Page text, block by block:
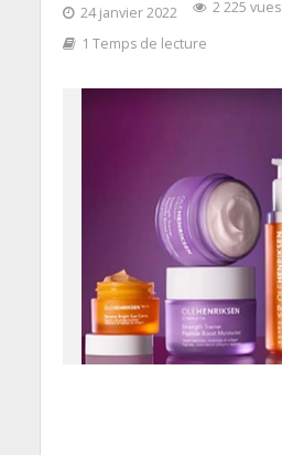
24 janvier 2022
2 225 vues
1 Temps de lecture